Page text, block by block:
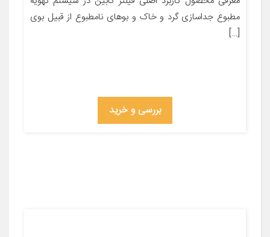
مطبوع جداسازی گرد و خاک و بوهای نامطبوع از قبیل بوی
[…]
بررسی و خرید